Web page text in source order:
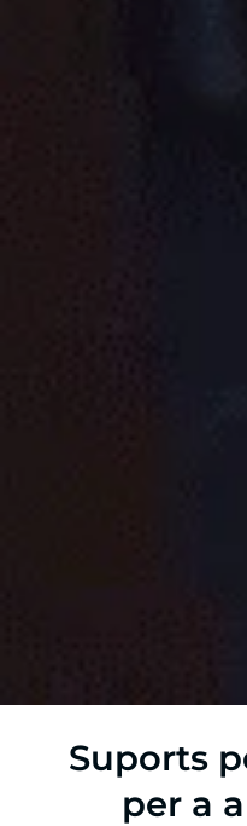
Suports
per a